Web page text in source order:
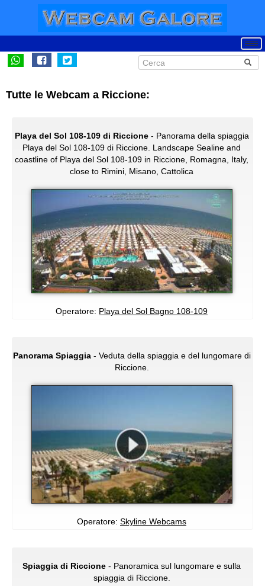
Tutte le Webcam a Riccione:
Playa del Sol 108-109 di Riccione- Panorama della spiaggia
Playa del Sol 108-109 di Riccione. Landscape Sealine and
coastline of Playa del Sol 108-109 in Riccione, Romagna, Italy,
close to Rimini, Misano, Cattolica
Operatore: Playa del Sol Bagno 108-109
Panorama Spiaggia- Veduta della spiaggia e del lungomare di
Riccione.
Operatore: Skyline Webcams
Spiaggia di Riccione - Panoramica sul lungomare e sulla
spiaggia di Riccione.